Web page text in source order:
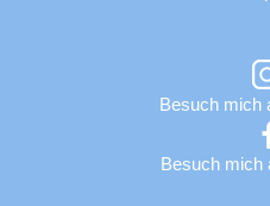
Besuch mich
Besuch mich